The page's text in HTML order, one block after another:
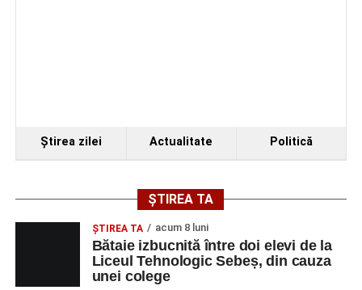
Spectacol de vals și tango „Armonii în
pași de dans”
Napoca).
AcompaniazăCluj Tango Orchestra:
Irina Indrei – pian
Ştirea zilei Actualitate Politică
ȘTIREA TA
ŞTIREA TA acum 8 luni
Bătaie izbucnită între doi elevi de la
Liceul Tehnologic Sebeș, din cauza
unei colege